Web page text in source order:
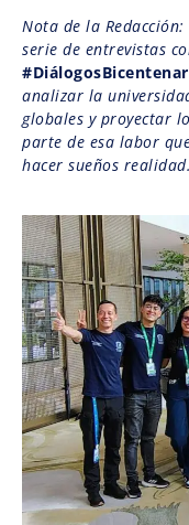
Nota de la
serie de entrevistas
analizar la
globales y proyectar
parte de esa labor
hacer sueños realidad.